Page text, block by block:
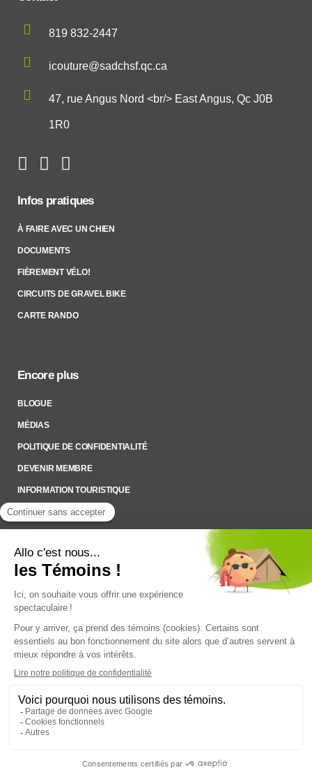
819 832-2447
icouture@sadchsf.qc.ca
47, rue Angus Nord <br/> East Angus, Qc J0B
1R0
Infos pratiques
À FAIRE AVEC UN CHIEN
DOCUMENTS
FIÈREMENT VÉLO!
CIRCUITS DE GRAVEL BIKE
CARTE RANDO
Encore plus
BLOGUE
MÉDIAS
POLITIQUE DE CONFIDENTIALITÉ
DEVENIR MEMBRE
INFORMATION TOURISTIQUE
Inscrivez-vous à notre Infolettre
SADC du Haut-Saint-François © 2022Q14 | WEB +